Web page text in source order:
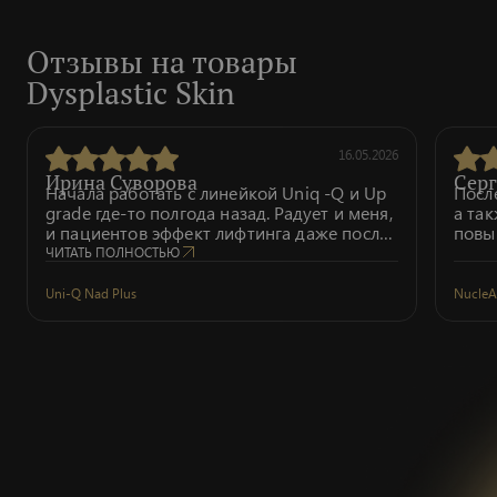
Отзывы на товары
Dysplastic Skin
16.05.2026
Ирина Суворова
Начала работать с линейкой Uniq -Q и Up
grade где-то полгода назад. Радует и меня,
и пациентов эффект лифтинга даже после
одной процедуры NAD+ и Up grade.
Качественные препараты, прекрасная
ЧИТАТЬ ПОЛНОСТЬЮ
Uni-Q Nad Plus
а